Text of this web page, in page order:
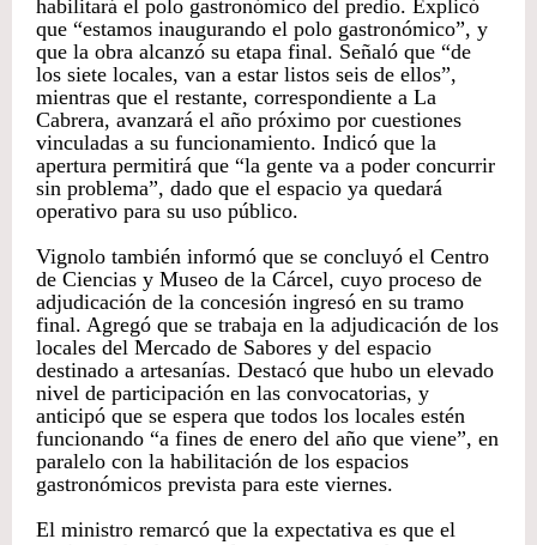
habilitará el polo gastronómico del predio. Explicó
que “estamos inaugurando el polo gastronómico”, y
que la obra alcanzó su etapa final. Señaló que “de
los siete locales, van a estar listos seis de ellos”,
mientras que el restante, correspondiente a La
Cabrera, avanzará el año próximo por cuestiones
vinculadas a su funcionamiento. Indicó que la
apertura permitirá que “la gente va a poder concurrir
sin problema”, dado que el espacio ya quedará
operativo para su uso público.
Vignolo también informó que se concluyó el Centro
de Ciencias y Museo de la Cárcel, cuyo proceso de
adjudicación de la concesión ingresó en su tramo
final. Agregó que se trabaja en la adjudicación de los
locales del Mercado de Sabores y del espacio
destinado a artesanías. Destacó que hubo un elevado
nivel de participación en las convocatorias, y
anticipó que se espera que todos los locales estén
funcionando “a fines de enero del año que viene”, en
paralelo con la habilitación de los espacios
gastronómicos prevista para este viernes.
El ministro remarcó que la expectativa es que el